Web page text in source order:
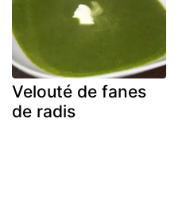
Velouté de fanes
de radis